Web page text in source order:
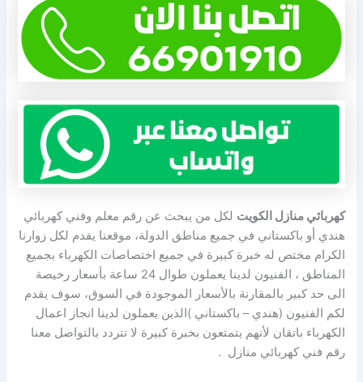
كهربائي منازل الكويت لكل من يبحث عن رقم معلم وفني كهربائي
هندي أو باكستاني في جميع مناطق الدولة، موقعنا يقدم لكل زوارنا
الكرام مختص له خبرة كبيرة في جميع اختصاصات الكهرباء بجميع
المناطق ، الفنيون لدينا يعملون طوال 24 ساعة بأسعار رخيصة
الى حد كبير بالمقارنة بالأسعار الموجودة في السوق، سوف يقدم
لكم الفنيون (هندي – باكستاني )الذين يعملون لدينا انجاز اعمال
الكهرباء باتقان لأنهم يتمتعون بخبرة كبيرة لا تتردد بالتواصل معنا
رقم فني كهربائي منازل .